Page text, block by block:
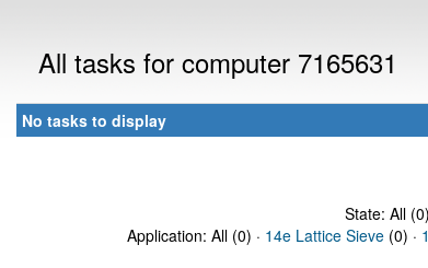
All tasks for computer 7165631
No tasks to display
State: All
Application: All (0) · 14e Lattice Sieve (0) ·